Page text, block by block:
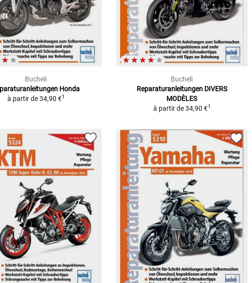
Bucheli
Honda
à partir de34,90 €1
Bucheli
Reparaturanleitungen DIVERS
MODÈLES
à partir de34,90 €1